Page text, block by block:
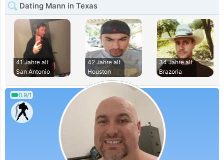
Dating Mann in Texas
41 Jahre alt
San Antonio
42 Jahre alt
Houston
34 Jahre alt
Brazoria
0.9/1